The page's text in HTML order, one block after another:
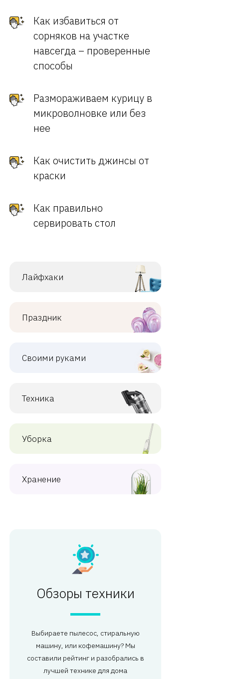
Как избавиться от
сорняков на участке
навсегда – проверенные
способы
Размораживаем курицу в
микроволновке или без
нее
Как очистить джинсы от
краски
Как правильно
сервировать стол
Лайфхаки
Праздник
Своими руками
Техника
Уборка
Хранение
Обзоры техники
Выбираете пылесос, стиральную
машину, или кофемашину? Мы
составили рейтинг и разобрались в
лучшей технике для дома